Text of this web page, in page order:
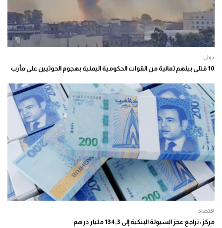
دولي
10 قتلى بينهم ثمانية من القوات الحكومية اليمنية بهجوم الحوثيين على مأرب
اقتصاد
مركز: تراجع عجز السيولة البنكية إلى 134,3 مليار درهم